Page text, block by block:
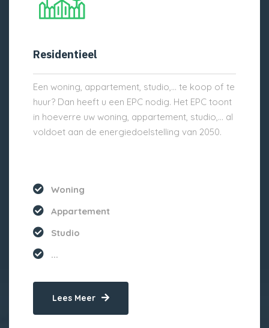
Residentieel
Een woning, appartement, studio,… te koop of te
huur? Dan heeft u een EPC nodig. Het EPC toont
in hoeverre uw woning, appartement, studio,… al
voldoet aan de energiedoelstelling van 2050.
Woning
Appartement
Studio
...
Lees Meer